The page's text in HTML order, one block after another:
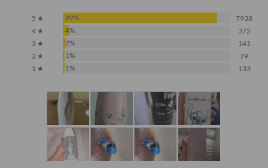
5 ★ 92%
7938
4 ★
4%
372
3 ★
2%
141
2 ★
1%
79
1 ★
1% 133